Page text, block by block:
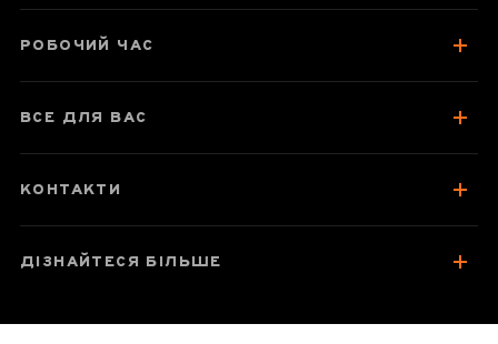
РОБОЧИЙ ЧАС
ВСЕ ДЛЯ ВАС
КОНТАКТИ
ДІЗНАЙТЕСЯ БІЛЬШЕ